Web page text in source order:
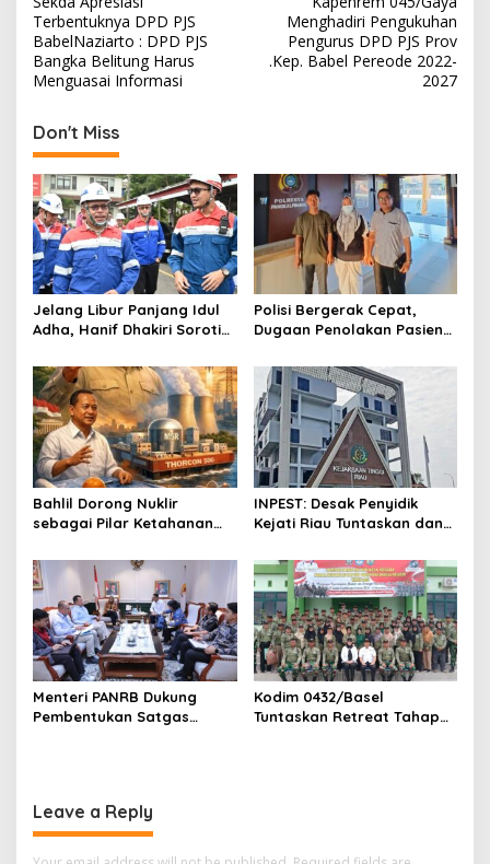
o
s
t
a
v
i
g
a
t
i
n
Terbentuknya DPD PJS
BabelNaziarto : DPD PJS
Bangka Belitung Harus
Menguasai Informasi
Menghadiri Pengukuhan
Pengurus DPD PJS Prov
.Kep. Babel Pereode 2022-
2027
Don't Miss
Jelang Libur Panjang Idul
Adha, Hanif Dhakiri Soroti
BBM Bersubsidi
Polisi Bergerak Cepat,
Dugaan Penolakan Pasien
Diusut Serius
Bahlil Dorong Nuklir
sebagai Pilar Ketahanan
INPEST: Desak Penyidik
Kejati Riau Tuntaskan dan
SPRH Rohil
Menteri PANRB Dukung
Pembentukan Satgas
Kodim 0432/Basel
Tuntaskan Retreat Tahap
Leave a Reply